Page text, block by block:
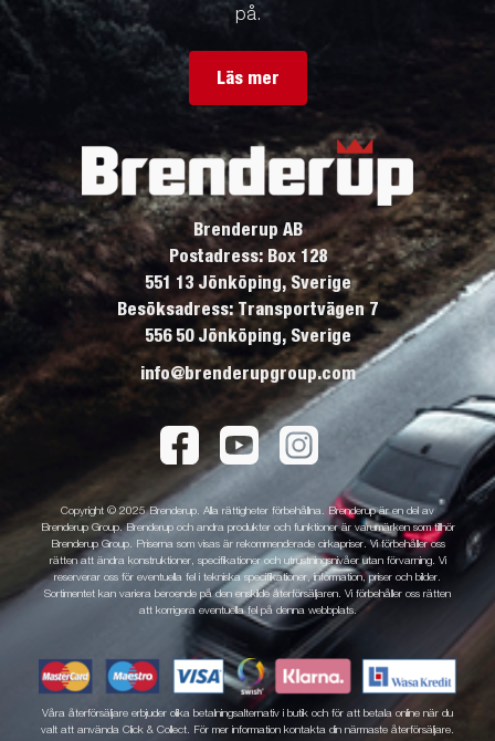
på.
Läs mer
Brenderup AB
Postadress: Box 128
551 13 Jönköping, Sverige
Besöksadress: Transportvägen 7
556 50 Jönköping, Sverige
info@brenderupgroup.com
Copyright © 2025 Brenderup. Alla rättigheter förbehållna. Brenderup är en del av
Brenderup Group. Brenderup och andra produkter och funktioner är varumärken som tillhör
Brenderup Group. Priserna som visas är rekommenderade cirkapriser. Vi förbehåller oss
rätten att ändra konstruktioner, specifikationer och utrustningsnivåer utan förvarning. Vi
reserverar oss för eventuella fel i tekniska specifikationer, information, priser och bilder.
Sortimentet kan variera beroende på den enskilde återförsäljaren. Vi förbehåller oss rätten
att korrigera eventuella fel på denna webbplats.
Våra återförsäljare erbjuder olika betalningsalternativ i butik och för att betala online när du
valt att använda Click & Collect. För mer information kontakta din närmaste återförsäljare.